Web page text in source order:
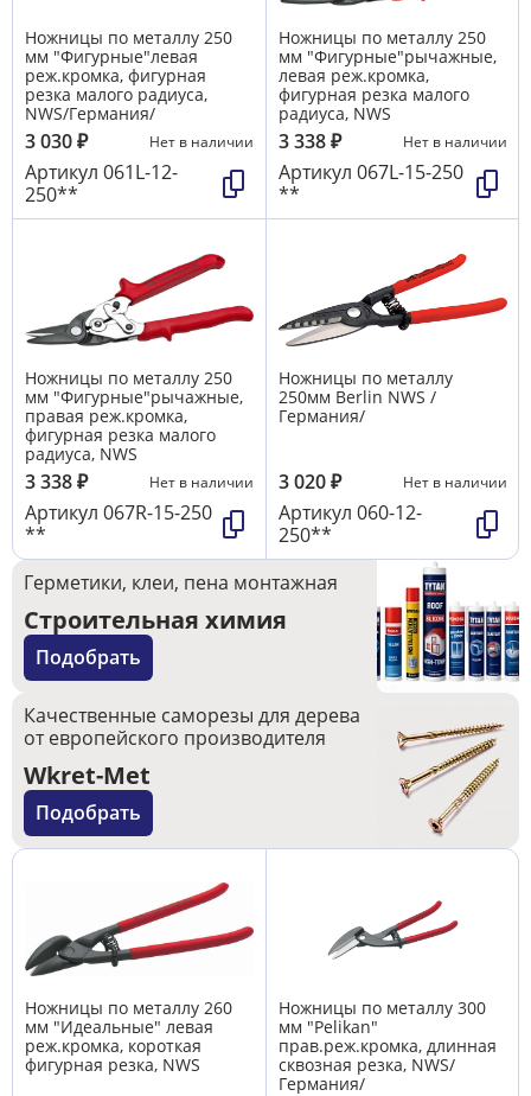
Ножницы по металлу 250
мм "Фигурные"левая
реж.кромка, фигурная
резка малого радиуса,
NWS/Германия/
3 030₽ Нет в наличии
Артикул 061L-12-
250**
Ножницы по металлу 250
мм "Фигурные"рычажные,
левая реж.кромка,
фигурная резка малого
радиуса, NWS
3 338₽ Нет в наличии
Артикул 067L-15-250
**
Ножницы по металлу 250
мм "Фигурные"рычажные,
правая реж.кромка,
фигурная резка малого
радиуса, NWS
3 338₽ Нет в наличии
Артикул 067R-15-250
**
Ножницы по металлу
250мм Вerlin NWS /
Германия/
3 020₽ Нет в наличии
Артикул 060-12-
250**
Герметики, клеи, пена монтажная
Строительная химия
Подобрать
Качественные саморезы для дерева
от европейского производителя
Wkret-Met
Подобрать
Ножницы по металлу 260
мм "Идеальные" левая
реж.кромка, короткая
фигурная резка, NWS
Ножницы по металлу 300
мм "Pelikan"
прав.реж.кромка, длинная
сквозная резка, NWS/
Германия/